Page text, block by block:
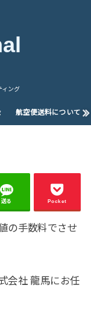
ィング
航空便送料について
送る Pocket
の手数料でさせ
会社 龍馬にお任